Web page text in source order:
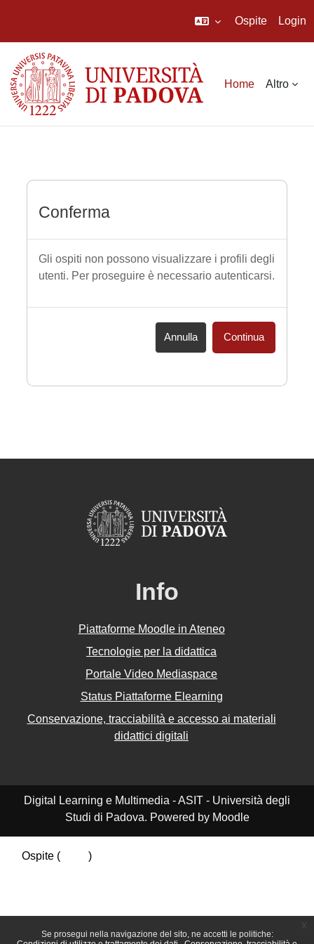
Se prosegui nella navigazione del sito, ne accetti le politiche:
Ospite Login
Home Altro
Conferma
Gli ospiti non possono visualizzare i profili degli
utenti. Per proseguire è necessario autenticarsi.
Annulla Continua
Info
Piattaforme Moodle in Ateneo
Tecnologie per la didattica
Portale Video Mediaspace
Status Piattaforme Elearning
Conservazione, tracciabilità e accesso ai materiali
didattici digitali
Digital Learning e Multimedia - ASIT - Università degli
Studi di Padova. Powered by Moodle
Ospite (
)